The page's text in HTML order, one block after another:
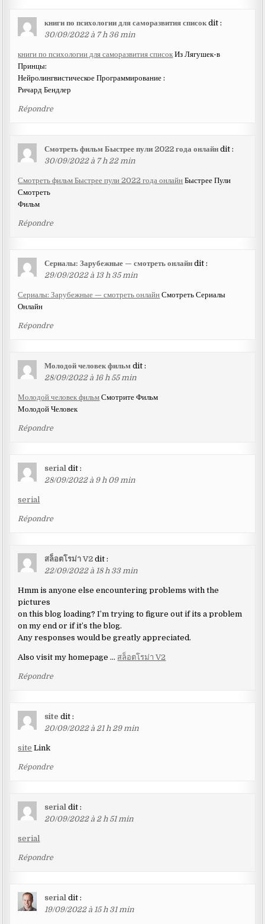
книги по психологии для саморазвития список dit :
30/09/2022 à 7 h 36 min
книги по психологии для саморазвития список Из Лягушек-в
Принцы:
Нейролингвистическое Программирование :
Ричард Бендлер
Répondre
Смотреть фильм Быстрее пули 2022 года онлайн dit :
30/09/2022 à 7 h 22 min
Смотреть фильм Быстрее пули 2022 года онлайн Быстрее Пули
Смотреть
Фильм
Répondre
Сериалы: Зарубежные — смотреть онлайн dit :
29/09/2022 à 13 h 35 min
Сериалы: Зарубежные — смотреть онлайн Смотреть Сериалы
Онлайн
Répondre
Молодой человек фильм dit :
28/09/2022 à 16 h 55 min
Молодой человек фильм Смотрите Фильм
Молодой Человек
Répondre
serial dit :
28/09/2022 à 9 h 09 min
serial
Répondre
สล็อตโรม่า V2 dit :
22/09/2022 à 18 h 33 min
Hmm is anyone else encountering problems with the
pictures
on this blog loading? I’m trying to figure out if its a problem
on my end or if it’s the blog.
Any responses would be greatly appreciated.
Also visit my homepage … สล็อตโรม่า V2
Répondre
site dit :
20/09/2022 à 21 h 29 min
site Link
Répondre
serial dit :
20/09/2022 à 2 h 51 min
serial
Répondre
serial dit :
19/09/2022 à 15 h 31 min